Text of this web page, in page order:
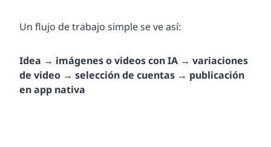
Un flujo de trabajo simple se ve así:
Idea → imágenes o videos con IA → variaciones
de video → selección de cuentas → publicación
en app nativa